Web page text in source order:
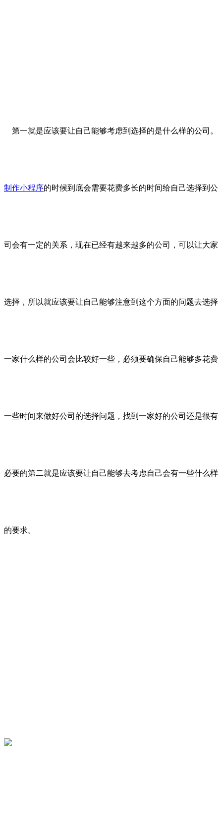
第一就是应该要让自己能够考虑到选择的是什么样的公司。
制作小程序的时候到底会需要花费多长的时间给自己选择到公
司会有一定的关系，现在已经有越来越多的公司，可以让大家
选择，所以就应该要让自己能够注意到这个方面的问题去选择
一家什么样的公司会比较好一些，必须要确保自己能够多花费
一些时间来做好公司的选择问题，找到一家好的公司还是很有
必要的第二就是应该要让自己能够去考虑自己会有一些什么样
的要求。